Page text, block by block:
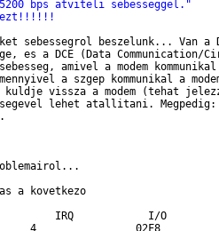
bps atviteli sebesseggel."
ezt!!!!!!
sebessegrol beszelunk... Van a
es a DCE (Data Communication/
amivel a modem
a szgep kommunikal a
kuldje vissza a modem (tehat
lehet atallitani. Megpedig:
a kovetkezo
IRQ            I/O
4                02F8